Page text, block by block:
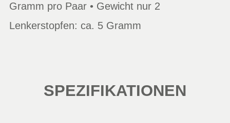
Gramm pro Paar • Gewicht nur 2
Lenkerstopfen: ca. 5 Gramm
SPEZIFIKATIONEN